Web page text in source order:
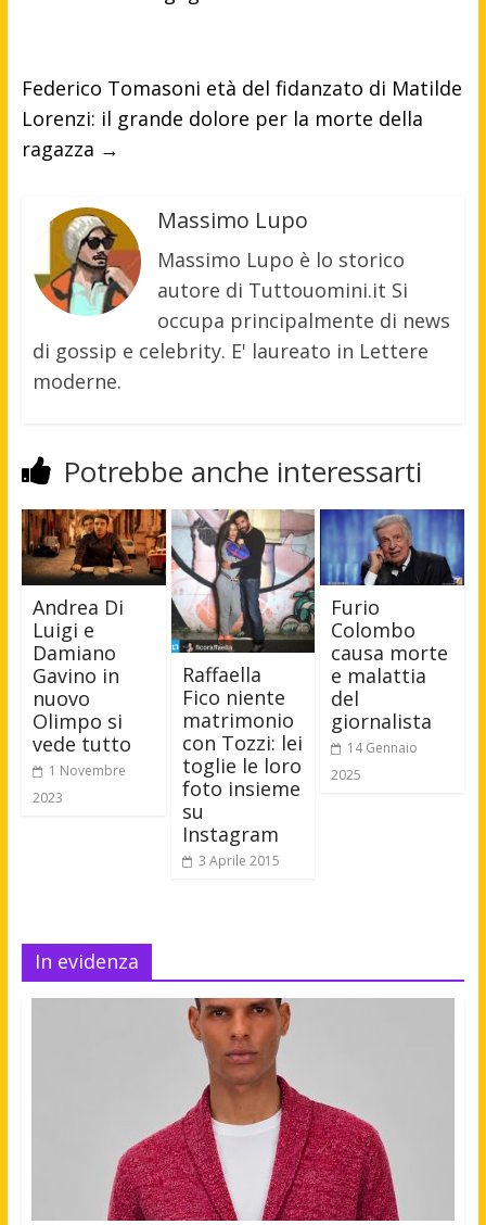
Federico Tomasoni età del fidanzato di Matilde
Lorenzi: il grande dolore per la morte della
ragazza →
Massimo Lupo
Massimo Lupo è lo storico
autore di Tuttouomini.it Si
occupa principalmente di news
di gossip e celebrity. E' laureato in Lettere
moderne.
Potrebbe anche interessarti
Andrea Di
Luigi e
Damiano
Gavino in
nuovo
Olimpo si
vede tutto
1 Novembre
2023
Raffaella
Fico niente
matrimonio
con Tozzi: lei
toglie le loro
foto insieme
su
Instagram
3 Aprile 2015
Furio
Colombo
causa morte
e malattia
del
giornalista
14 Gennaio
2025
In evidenza